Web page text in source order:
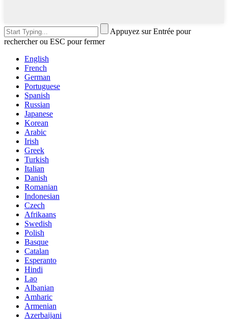
Appuyez sur Entrée pour
rechercher ou ESC pour fermer
English
French
German
Portuguese
Spanish
Russian
Japanese
Korean
Arabic
Irish
Greek
Turkish
Italian
Danish
Romanian
Indonesian
Czech
Afrikaans
Swedish
Polish
Basque
Catalan
Esperanto
Hindi
Lao
Albanian
Amharic
Armenian
Azerbaijani